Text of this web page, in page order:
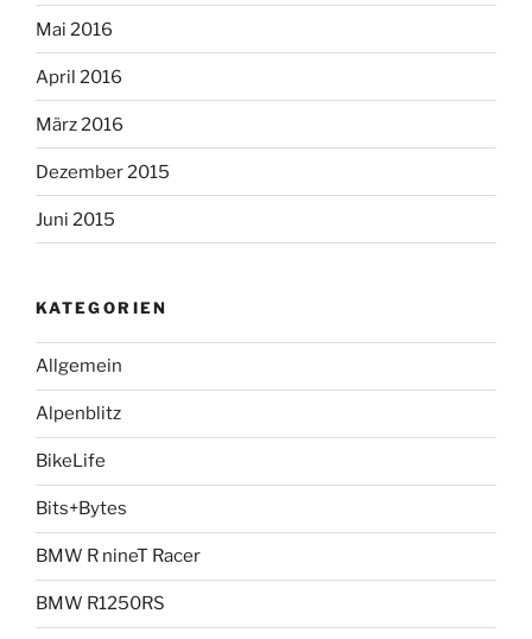
Mai 2016
April 2016
März 2016
Dezember 2015
Juni 2015
KATEGORIEN
Allgemein
Alpenblitz
BikeLife
Bits+Bytes
BMW R nineT Racer
BMW R1250RS